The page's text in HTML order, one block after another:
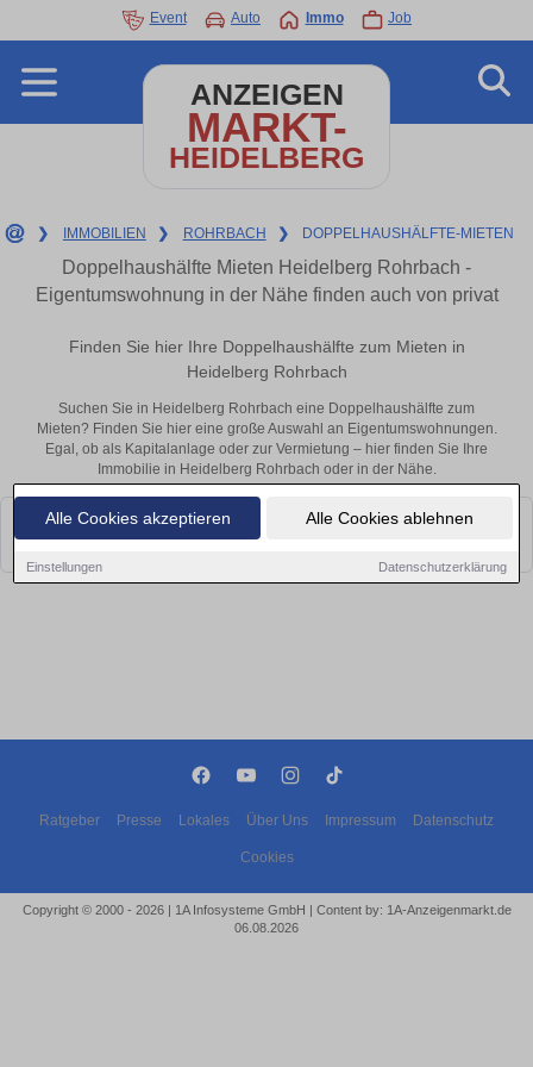
Alle Cookies akzeptieren Alle Cookies ablehnen
Einstellungen Datenschutzerklärung
Event Auto Immo Job
ANZEIGEN
MARKT-
HEIDELBERG
❯ IMMOBILIEN ❯ ROHRBACH ❯ DOPPELHAUSHÄLFTE-MIETEN
Doppelhaushälfte Mieten Heidelberg Rohrbach -
Eigentumswohnung in der Nähe finden auch von privat
Finden Sie hier Ihre Doppelhaushälfte zum Mieten in
Heidelberg Rohrbach
Suchen Sie in Heidelberg Rohrbach eine Doppelhaushälfte zum
Mieten? Finden Sie hier eine große Auswahl an Eigentumswohnungen.
Egal, ob als Kapitalanlage oder zur Vermietung – hier finden Sie Ihre
Immobilie in Heidelberg Rohrbach oder in der Nähe.
Leider konnten wir derzeit keine passenden Objekte finden. Schauen Sie
bald wieder vorbei!
Ratgeber Presse Lokales Über Uns Impressum Datenschutz
Cookies
Copyright © 2000 - 2026 | 1A Infosysteme GmbH | Content by: 1A-Anzeigenmarkt.de
06.08.2026